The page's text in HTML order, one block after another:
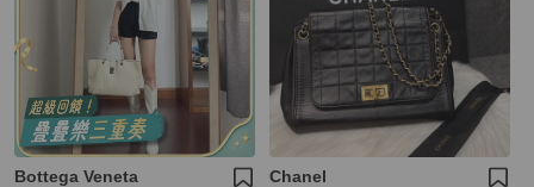
Bottega Veneta Chanel